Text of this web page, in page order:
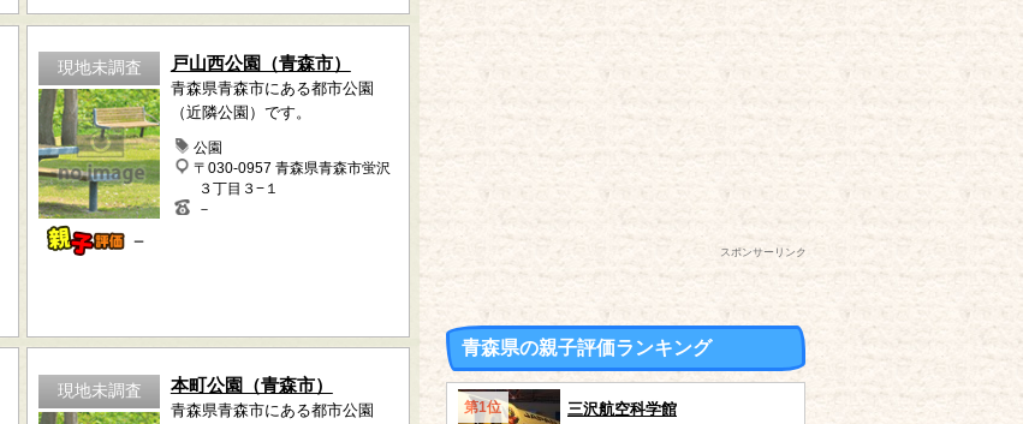
現地未調査
－
戸山西公園（青森市）
青森県青森市にある都市公園
（近隣公園）です。
公園
〒030-0957 青森県青森市蛍沢
３丁目３−１
－
現地未調査 本町公園（青森市）
青森県青森市にある都市公園
スポンサーリンク
青森県の親子評価ランキング
第1位 三沢航空科学館